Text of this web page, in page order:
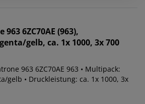
6ZC70AE (963),
gelb, ca. 1x 1000, 3x 700
963 6ZC70AE 963 • Multipack:
gelb • Druckleistung: ca. 1x 1000, 3x